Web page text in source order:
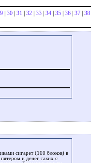
| 30 | 31 | 32 | 33 | 34 | 35 | 36 | 37 | 38
сигарет (100 блоков) в
и денег таких с